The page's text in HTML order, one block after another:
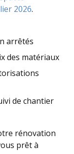
2026.
arrêtés
des matériaux
de chantier
rénovation
prêt à